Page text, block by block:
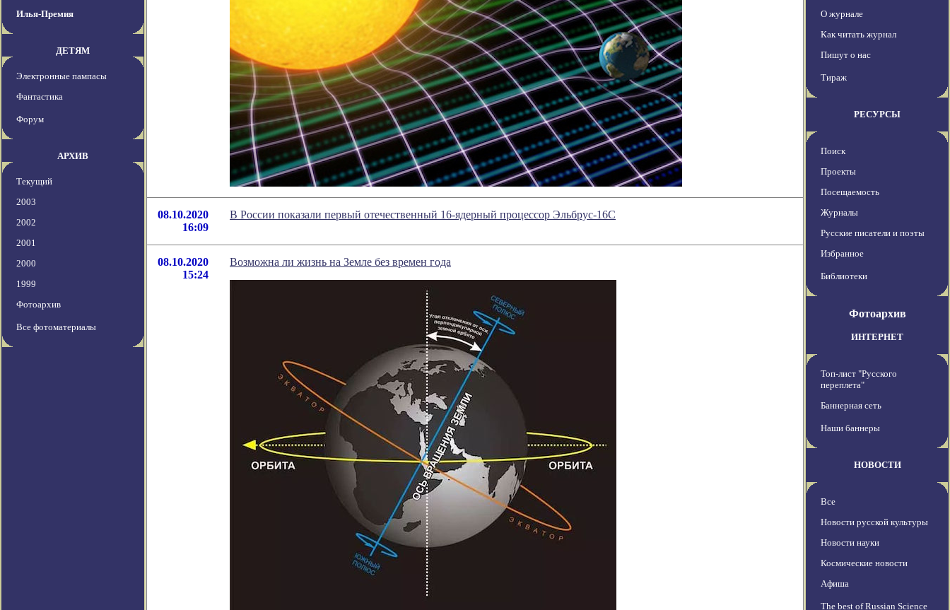
Илья-Премия
ДЕТЯМ
Электронные пампасы
Фантастика
Форум
АРХИВ
Текущий
2003
2002
2001
2000
1999
Фотоархив
Все фотоматериалы
08.10.2020
16:09
В России показали первый отечественный 16-ядерный процессор Эльбрус-16С
08.10.2020
15:24
Возможна ли жизнь на Земле без времен года
О журнале
Как читать журнал
Пишут о нас
Тираж
РЕСУРСЫ
Поиск
Проекты
Посещаемость
Журналы
Русские писатели и поэты
Избранное
Библиотеки
Фотоархив
ИНТЕРНЕТ
Топ-лист "Русского
переплета"
Баннерная сеть
Наши баннеры
НОВОСТИ
Все
Новости русской культуры
Новости науки
Космические новости
Афиша
The best of Russian Science